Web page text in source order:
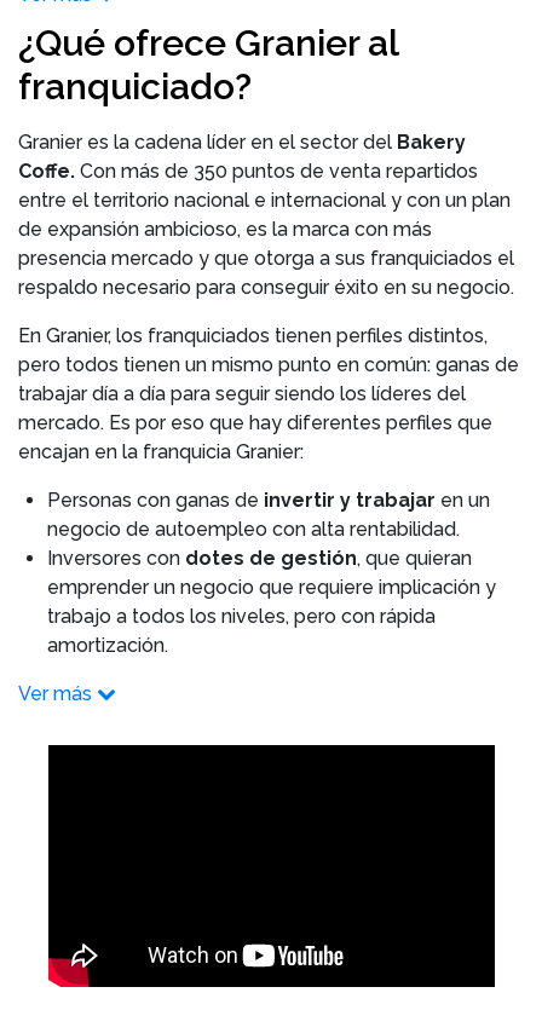
¿Qué ofrece Granier al
franquiciado?
Granier es la cadena líder en el sector del Bakery
Coffe. Con más de 350 puntos de venta repartidos
entre el territorio nacional e internacional y con un plan
de expansión ambicioso, es la marca con más
presencia mercado y que otorga a sus franquiciados el
respaldo necesario para conseguir éxito en su negocio.
En Granier, los franquiciados tienen perfiles distintos,
pero todos tienen un mismo punto en común: ganas de
trabajar día a día para seguir siendo los líderes del
mercado. Es por eso que hay diferentes perfiles que
encajan en la franquicia Granier:
Personas con ganas de invertir y trabajar en un
negocio de autoempleo con alta rentabilidad.
Inversores con dotes de gestión, que quieran
emprender un negocio que requiere implicación y
trabajo a todos los niveles, pero con rápida
amortización.
Ver más